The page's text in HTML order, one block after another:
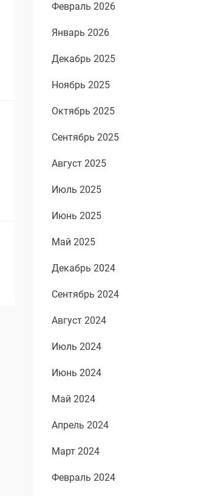
Февраль 2026
Январь 2026
Декабрь 2025
Ноябрь 2025
Октябрь 2025
Сентябрь 2025
Август 2025
Июль 2025
Июнь 2025
Май 2025
Декабрь 2024
Сентябрь 2024
Август 2024
Июль 2024
Июнь 2024
Май 2024
Апрель 2024
Март 2024
Февраль 2024